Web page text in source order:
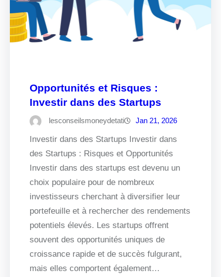
Opportunités et Risques :
Investir dans des Startups
lesconseilsmoneydetati Jan 21, 2026
Investir dans des Startups Investir dans
des Startups : Risques et Opportunités
Investir dans des startups est devenu un
choix populaire pour de nombreux
investisseurs cherchant à diversifier leur
portefeuille et à rechercher des rendements
potentiels élevés. Les startups offrent
souvent des opportunités uniques de
croissance rapide et de succès fulgurant,
mais elles comportent également…